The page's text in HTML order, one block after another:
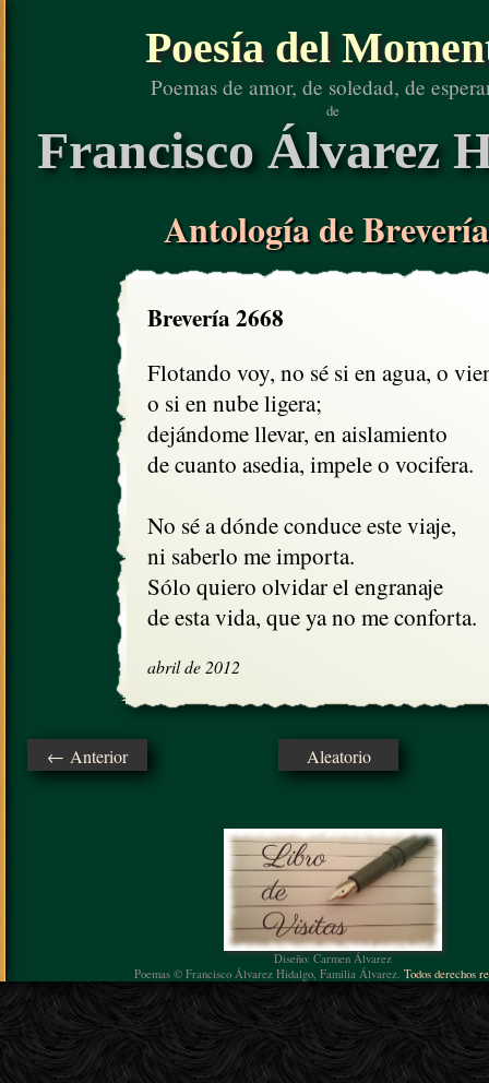
Poesía del
Poemas de amor, de soledad, de
de
Francisco Álvarez
Antología de
Brevería 2668
Flotando voy, no sé si en agua, o
o si en nube ligera;
dejándome llevar, en aislamiento
de cuanto asedia, impele o vocifera.
No sé a dónde conduce este viaje,
ni saberlo me importa.
Sólo quiero olvidar el engranaje
de esta vida, que ya no me conforta.
abril de 2012
← Anterior Aleatorio
Diseño: Carmen Álvarez
Poemas © Francisco Álvarez Hidalgo, Familia Álvarez. Todos derechos